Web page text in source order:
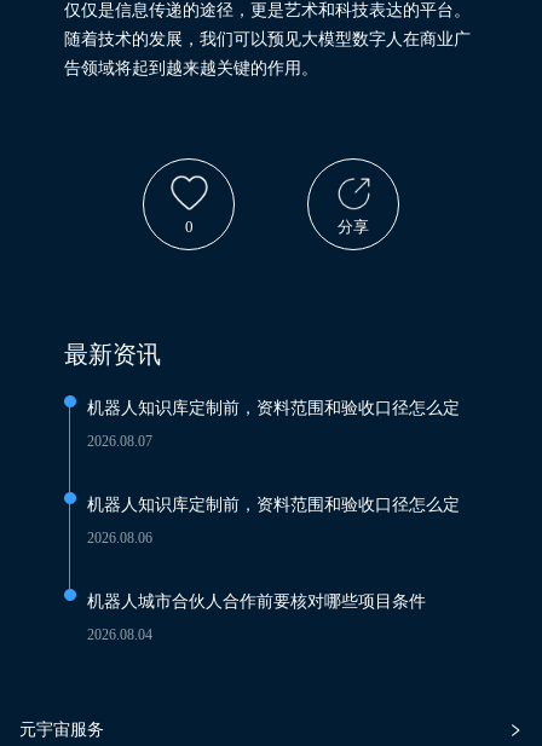
仅仅是信息传递的途径，更是艺术和科技表达的平台。
随着技术的发展，我们可以预见大模型数字人在商业广
告领域将起到越来越关键的作用。
0 分享
最新资讯
机器人知识库定制前，资料范围和验收口径怎么定
2026.08.07
机器人知识库定制前，资料范围和验收口径怎么定
2026.08.06
机器人城市合伙人合作前要核对哪些项目条件
2026.08.04
元宇宙服务